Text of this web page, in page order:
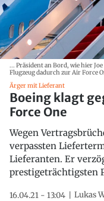
... Präsident an Bord, wie hier
Flugzeug dadurch zur Air Force
Ärger mit Lieferant
Boeing klagt
Force One
Wegen
verpassten
Lieferanten. Er
prestigeträchtigsten
16.04.21 - 13:04 Lukas